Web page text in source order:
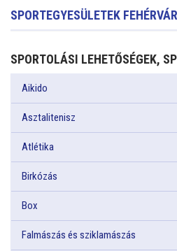
SPORTEGYESÜLETEK
SPORTOLÁSI LEHETŐSÉGEK,
Aikido
Asztalitenisz
Atlétika
Birkózás
Box
Falmászás és sziklamászás